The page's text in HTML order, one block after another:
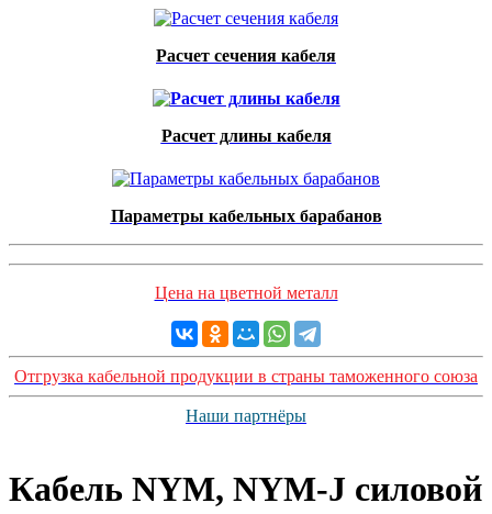
Расчет сечения кабеля
Расчет длины кабеля
Параметры кабельных барабанов
Цена на цветной металл
Отгрузка кабельной продукции в страны таможенного союза
Наши партнёры
Кабель NYM, NYM-J силовой